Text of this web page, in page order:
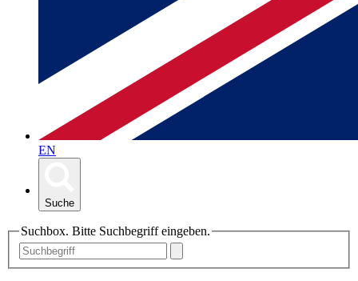
EN
Suche
Suchbox. Bitte Suchbegriff eingeben.